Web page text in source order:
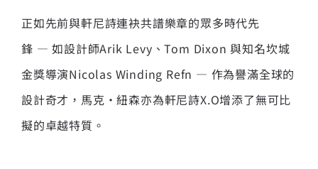
正如先前與軒尼詩連袂共譜樂章的眾多時代先
鋒 — 如設計師Arik Levy、Tom Dixon 與知名坎城
金獎導演Nicolas Winding Refn — 作為譽滿全球的
設計奇才，馬克·紐森亦為軒尼詩X.O增添了無可比
擬的卓越特質。